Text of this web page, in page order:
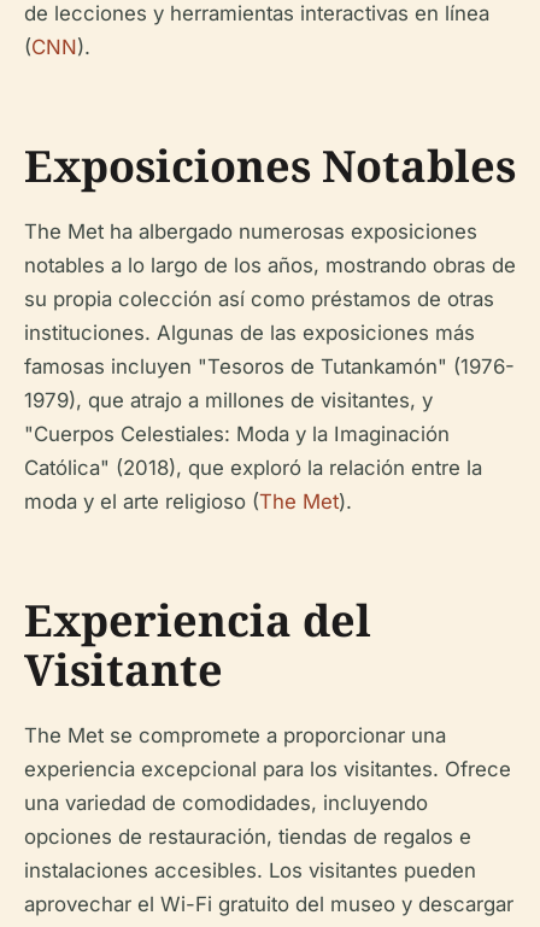
de lecciones y herramientas interactivas en línea
(CNN).
Exposiciones Notables
The Met ha albergado numerosas exposiciones
notables a lo largo de los años, mostrando obras de
su propia colección así como préstamos de otras
instituciones. Algunas de las exposiciones más
famosas incluyen "Tesoros de Tutankamón" (1976-
1979), que atrajo a millones de visitantes, y
"Cuerpos Celestiales: Moda y la Imaginación
Católica" (2018), que exploró la relación entre la
moda y el arte religioso (The Met).
Experiencia del
Visitante
The Met se compromete a proporcionar una
experiencia excepcional para los visitantes. Ofrece
una variedad de comodidades, incluyendo
opciones de restauración, tiendas de regalos e
instalaciones accesibles. Los visitantes pueden
aprovechar el Wi-Fi gratuito del museo y descargar